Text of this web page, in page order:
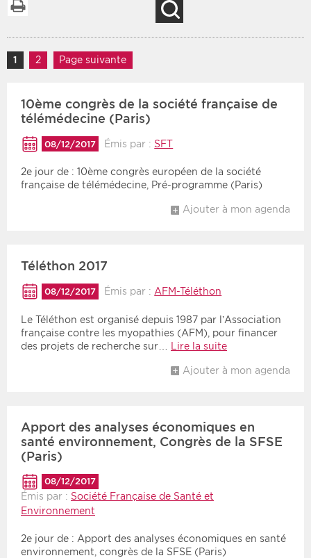
Rendez-vous des 7
prochains jours
derniers jours
Recherche par mots clés
Type d'information
Les deux
Secteur
Médico-social
Zone géographique
Choisir une zone
Choisir une date de débutChoisir une date de finChronologique
Navigation des articles
Page
1 Page
2 Page suivante
10ème congrès de la société française de
télémédecine (Paris)
08/12/2017 Émis par : SFT
2e jour de : 10ème congrès européen de la société
française de télémédecine, Pré-programme (Paris)
Ajouter à mon agenda
Téléthon 2017
08/12/2017 Émis par : AFM-Téléthon
Le Téléthon est organisé depuis 1987 par l’Association
française contre les myopathies (AFM), pour financer
des projets de recherche sur… Lire la suite
Ajouter à mon agenda
Apport des analyses économiques en
santé environnement, Congrès de la SFSE
(Paris)
08/12/2017
Émis par : Société Française de Santé et
Environnement
2e jour de : Apport des analyses économiques en santé
environnement, congrès de la SFSE (Paris)